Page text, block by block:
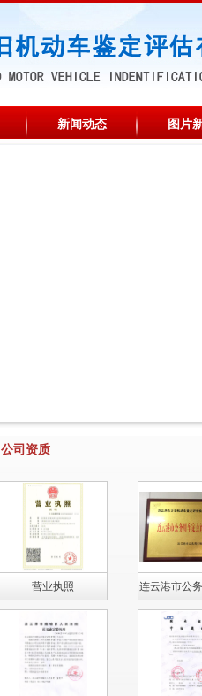
新闻动态 图片
公司资质
营业执照 连云港市公
评估第一